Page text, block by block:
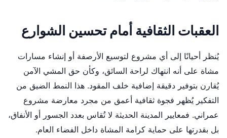
العقبات الثقافية أمام تحسين الشوارع
يُنظر أحيانًا إلى أي مشروع لتوسيع الأرصفة أو إنشاء مسارات
مشاة على أنه انتهاك لراحة السائق، وكأن حق المشي الآمن
يُقارن بتوفير دقيقة إضافية خلف المقود. هذا النمط الضيق من
التفكير يُظهر فجوة ثقافية أعمق من مجرد معارضة مشروع
عمراني. فمعايير المدينة الحديثة لا تُقاس بعدد الجسور أو الأنفاق،
بل بقدرتها على حماية كرامة المشاة داخل الفضاء العام.